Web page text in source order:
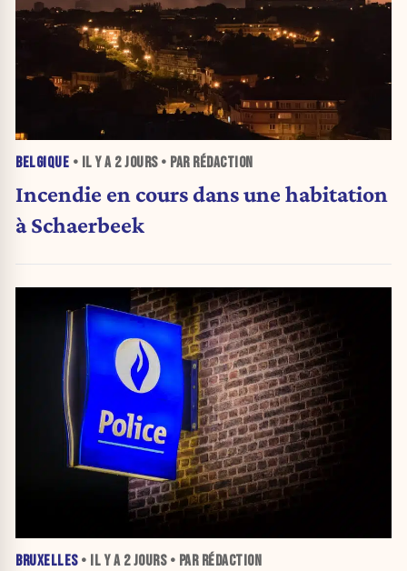
BELGIQUE • IL Y A 2 JOURS• PAR RÉDACTION
Incendie en cours dans une habitation
à Schaerbeek
BRUXELLES• IL Y A 2 JOURS• PAR RÉDACTION